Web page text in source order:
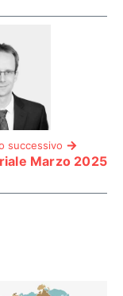
successivo
Marzo 2025